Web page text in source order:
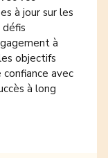
à jour sur les
à
objectifs
avec
à long